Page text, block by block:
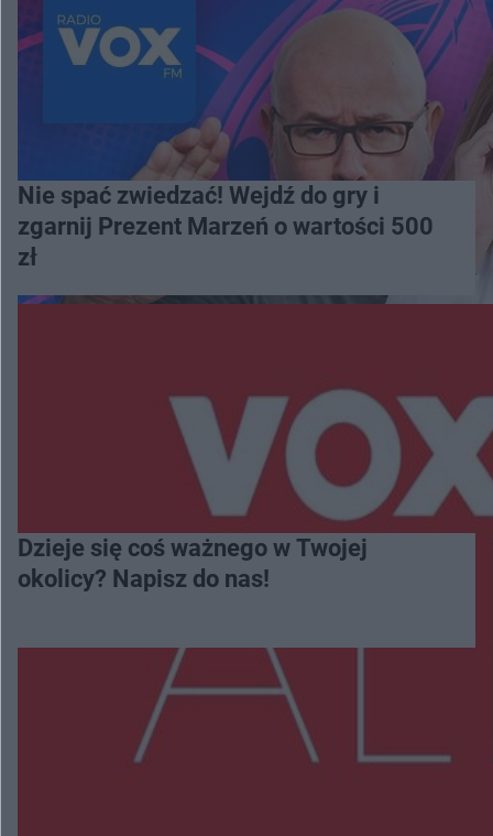
Nie spać zwiedzać! Wejdź do gry i
zgarnij Prezent Marzeń o wartości 500
zł
Dzieje się coś ważnego w Twojej
okolicy? Napisz do nas!
Więcej